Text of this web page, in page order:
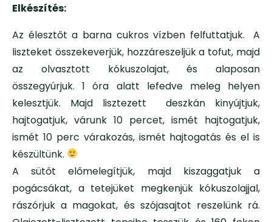
Elkészítés:
Az élesztőt a barna cukros vízben felfuttatjuk.
A
liszteket összekeverjük, hozzáreszeljük a tofut, majd
az olvasztott kókuszolajat, és alaposan
összegyúrjuk. 1 óra alatt lefedve meleg helyen
kelesztjük. Majd lisztezett deszkán kinyújtjuk,
hajtogatjuk, várunk 10 percet, ismét hajtogatjuk,
ismét 10 perc várakozás, ismét hajtogatás és el is
készültünk.
A sütőt előmelegítjük, majd kiszaggatjuk a
pogácsákat, a tetejüket megkenjük kókuszolajjal,
rászórjuk a magokat, és szójasajtot reszelünk rá.